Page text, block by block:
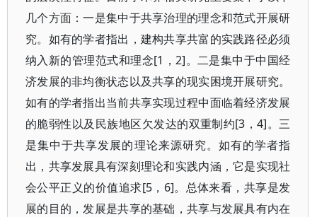
几个方面：一是集中于共享治理的理念和范式开展研
究。如有的学者指出，建构共享共富的实践路径必须
纳入新的管理范式和理念[1，2]。二是集中于中国经
济发展的非均衡状态以及共享的现实困境开展研究。
如有的学者指出当前共享实现过程中面临着经济发展
的脆弱性以及民族地区欠发达的双重制约[3，4]。三
是集中于共享发展的理论来源研究。如有的学者指
出，共享发展具有深刻理论和实践内涵，它是实现社
会公平正义的价值追求[5，6]。总体来看，共享是发
展的目的，发展是共享的基础，共享与发展具有内在